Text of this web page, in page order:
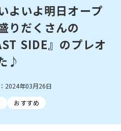
下越
上越
閉店
開店まとめ
閉店まとめ
現地レポート
洋食
祭り・伝統行事
ライブ・コンサート
にいがた酒の陣・新潟
酒月
住宅メーカー・工務
店
ホテル 旅館
新潟人
人気記事まとめ
め
ドラッグストア・ホーム
センター
イクアウト
行・レジャー
家電・携帯電話
よいよ明日オープ
りだくさんの
SIDE』のプレオ
♪
2024年03月26日
おすすめ